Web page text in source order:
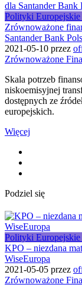
Polityki
Zrównoważone
Santander Bank
2021-05-10 przez
Zrównoważone
Skala potrzeb
niskoemisyjnej
dostępnych ze
europejskich.
Więcej
Podziel się
Polityki
KPO – niezdana
WiseEuropa
2021-05-05 przez
Zrównoważone